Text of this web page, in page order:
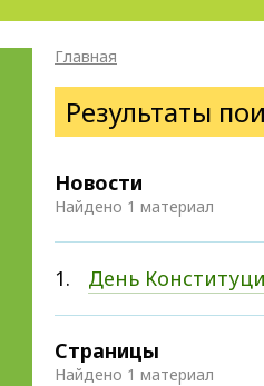
Главная
Результаты
Новости
Найдено 1 материал
1. День
Страницы
Найдено 1 материал